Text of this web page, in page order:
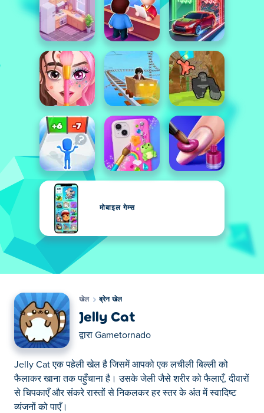
मोबाइल गेम्स
खेल ब्रेन खेल
Jelly Cat
द्वारा Gametornado
Jelly Cat एक पहेली खेल है जिसमें आपको एक लचीली बिल्ली को
फैलाकर खाना तक पहुँचाना है। उसके जेली जैसे शरीर को फैलाएँ, दीवारों
से चिपकाएँ और संकरे रास्तों से निकलकर हर स्तर के अंत में स्वादिष्ट
व्यंजनों को पाएँ।